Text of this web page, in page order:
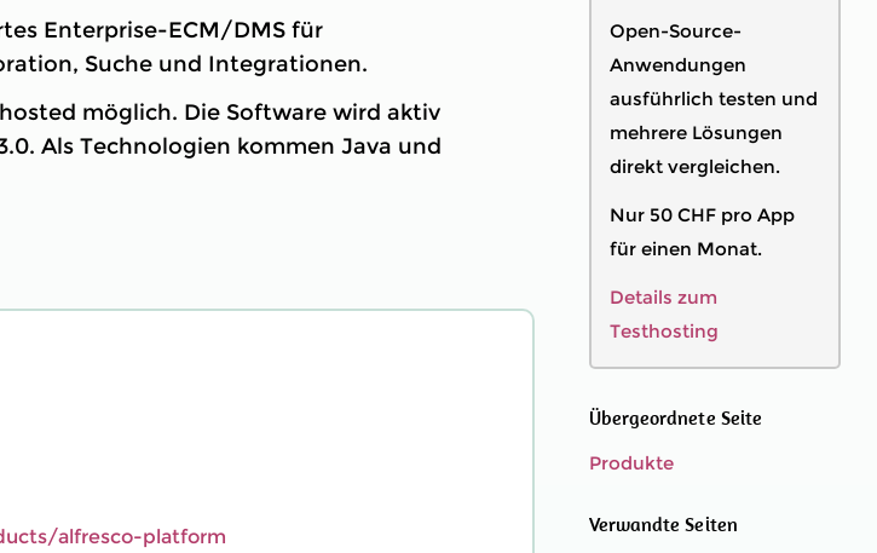
Enterprise-ECM/DMS für
Suche und Integrationen.
möglich. Die Software wird aktiv
Als Technologien kommen Java und
alfresco-platform
Open-Source-
Anwendungen
ausführlich testen und
mehrere Lösungen
direkt vergleichen.
Nur 50 CHF pro App
für einen Monat.
Details zum
Testhosting
Übergeordnete Seite
Produkte
Verwandte Seiten